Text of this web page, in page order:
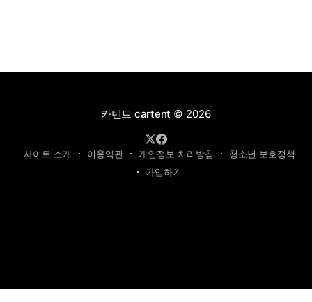
카텐트 cartent © 2026
사이트 소개 이용약관 개인정보 처리방침
청소년 보호정책
가입하기